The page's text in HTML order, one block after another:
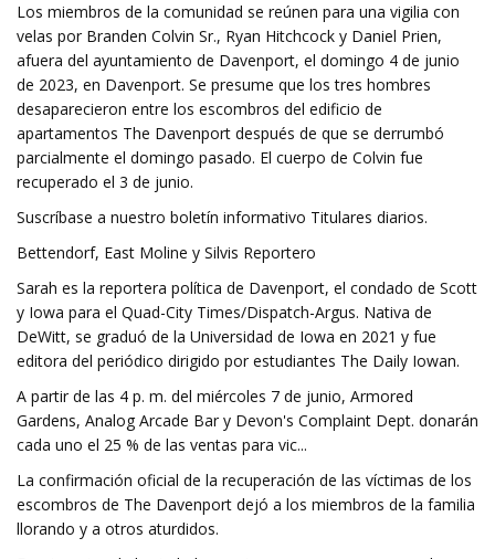
Los miembros de la comunidad se reúnen para una vigilia con
velas por Branden Colvin Sr., Ryan Hitchcock y Daniel Prien,
afuera del ayuntamiento de Davenport, el domingo 4 de junio
de 2023, en Davenport. Se presume que los tres hombres
desaparecieron entre los escombros del edificio de
apartamentos The Davenport después de que se derrumbó
parcialmente el domingo pasado. El cuerpo de Colvin fue
recuperado el 3 de junio.
Suscríbase a nuestro boletín informativo Titulares diarios.
Bettendorf, East Moline y Silvis Reportero
Sarah es la reportera política de Davenport, el condado de Scott
y Iowa para el Quad-City Times/Dispatch-Argus. Nativa de
DeWitt, se graduó de la Universidad de Iowa en 2021 y fue
editora del periódico dirigido por estudiantes The Daily Iowan.
A partir de las 4 p. m. del miércoles 7 de junio, Armored
Gardens, Analog Arcade Bar y Devon's Complaint Dept. donarán
cada uno el 25 % de las ventas para vic...
La confirmación oficial de la recuperación de las víctimas de los
escombros de The Davenport dejó a los miembros de la familia
llorando y a otros aturdidos.